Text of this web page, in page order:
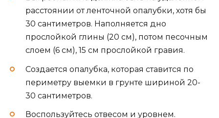
расстоянии от ленточной опалубки, хотя бы
30 сантиметров. Наполняется дно
прослойкой глины (20 см), потом песочным
слоем (6 см), 15 см прослойкой гравия.
Создается опалубка, которая ставится по
периметру выемки в грунте шириной 20-
30 сантиметров.
Воспользуйтесь отвесом и уровнем.